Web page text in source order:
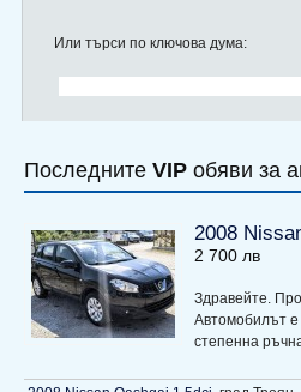
Или търси по ключова дума:
Последните VIP обяви за
2008
2 700 лв
Здравейте.
Автомобилът е
степенна